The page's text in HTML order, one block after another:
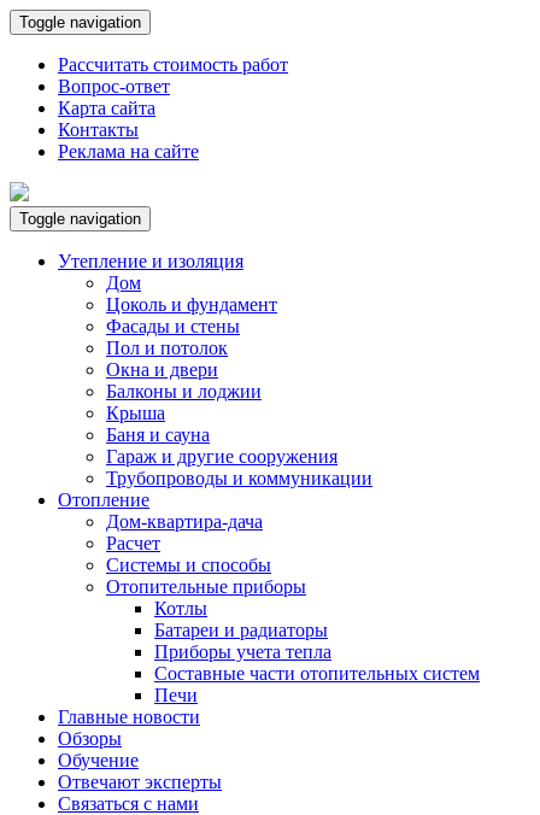
Toggle navigation
Рассчитать стоимость работ
Вопрос-ответ
Карта сайта
Контакты
Реклама на сайте
Toggle navigation
Утепление и изоляция
Дом
Цоколь и фундамент
Фасады и стены
Пол и потолок
Окна и двери
Балконы и лоджии
Крыша
Баня и сауна
Гараж и другие сооружения
Трубопроводы и коммуникации
Отопление
Дом-квартира-дача
Расчет
Системы и способы
Отопительные приборы
Котлы
Батареи и радиаторы
Приборы учета тепла
Составные части отопительных систем
Печи
Главные новости
Обзоры
Обучение
Отвечают эксперты
Связаться с нами